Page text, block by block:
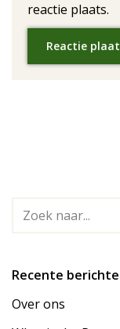
reactie plaats.
Recente
Over ons